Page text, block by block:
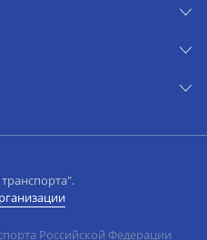
Российской Федерации